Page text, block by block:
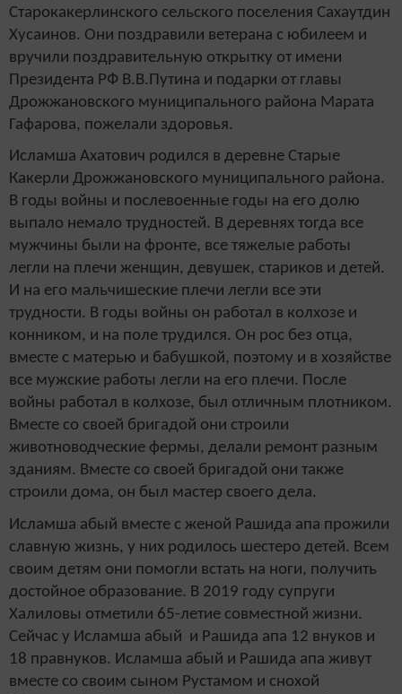
Старокакерлинского сельского поселения Сахаутдин
Хусаинов. Они поздравили ветерана с юбилеем и
вручили поздравительную открытку от имени
Президента РФ В.В.Путина и подарки от главы
Дрожжановского муниципального района Марата
Гафарова, пожелали здоровья.
Исламша Ахатович родился в деревне Старые
Какерли Дрожжановского муниципального района.
В годы войны и послевоенные годы на его долю
выпало немало трудностей. В деревнях тогда все
мужчины были на фронте, все тяжелые работы
легли на плечи женщин, девушек, стариков и детей.
И на его мальчишеские плечи легли все эти
трудности. В годы войны он работал в колхозе и
конником, и на поле трудился. Он рос без отца,
вместе с матерью и бабушкой, поэтому и в хозяйстве
все мужские работы легли на его плечи. После
войны работал в колхозе, был отличным плотником.
Вместе со своей бригадой они строили
животноводческие фермы, делали ремонт разным
зданиям. Вместе со своей бригадой они также
строили дома, он был мастер своего дела.
Исламша абый вместе с женой Рашида апа прожили
славную жизнь, у них родилось шестеро детей. Всем
своим детям они помогли встать на ноги, получить
достойное образование. В 2019 году супруги
Халиловы отметили 65-летие совместной жизни.
Сейчас у Исламша абый и Рашида апа 12 внуков и
18 правнуков. Исламша абый и Рашида апа живут
вместе со своим сыном Рустамом и снохой